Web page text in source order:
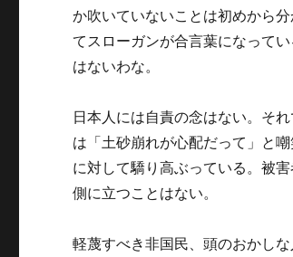
か吹いていないことは初めから
てスローガンが合言葉になって
はないわな。
日本人には自責の念はない。そ
は「土砂崩れが心配だって」と
に対して驕り高ぶっている。被
側に立つことはない。
軽蔑すべき非国民、頭のおかし